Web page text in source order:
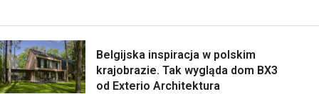
Belgijska inspiracja w polskim
krajobrazie. Tak wygląda dom BX3
od Exterio Architektura